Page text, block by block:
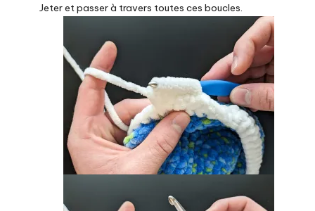
Jeter et passer à travers toutes ces boucles.